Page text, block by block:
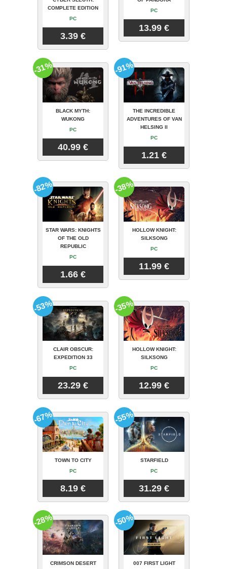
COMPLETE EDITION
PC
3.39 €
PC
13.99 €
BLACK MYTH:
WUKONG
PC
40.99 €
-31%
THE INCREDIBLE
ADVENTURES OF VAN
HELSING II
PC
1.21 €
-91%
STAR WARS: KNIGHTS
OF THE OLD
REPUBLIC
PC
1.66 €
-82%
HOLLOW KNIGHT:
SILKSONG
PC
11.99 €
-38%
CLAIR OBSCUR:
EXPEDITION 33
PC
23.29 €
-53%
HOLLOW KNIGHT:
SILKSONG
PC
12.99 €
-35%
TOWN TO CITY
PC
8.19 €
-67%
STARFIELD
PC
31.29 €
-55%
CRIMSON DESERT
-28%
007 FIRST LIGHT
-50%